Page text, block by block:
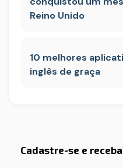
Reino Unido
10 melhores
inglês de graça
Cadastre-se e